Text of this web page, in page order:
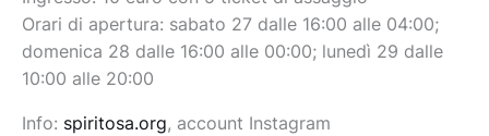
Orari di apertura: sabato 27 dalle 16:00 alle 04:00;
domenica 28 dalle 16:00 alle 00:00; lunedì 29 dalle
10:00 alle 20:00
Info: spiritosa.org, account Instagram